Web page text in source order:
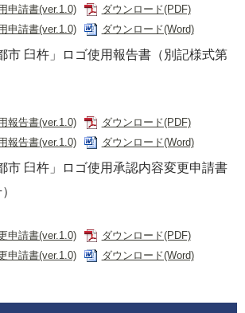
申請書(ver.1.0)
ダウンロード(PDF)
申請書(ver.1.0)
ダウンロード(Word)
臼杵」ロゴ使用報告書（別記様式第
報告書(ver.1.0)
ダウンロード(PDF)
報告書(ver.1.0)
ダウンロード(Word)
臼杵」ロゴ使用承認内容変更申請書
申請書(ver.1.0)
ダウンロード(PDF)
申請書(ver.1.0)
ダウンロード(Word)